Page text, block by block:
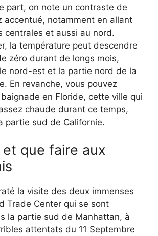
part, on note un contraste de
accentué, notamment en allant
centrales et aussi au nord.
la température peut descendre
zéro durant de longs mois,
nord-est et la partie nord de la
En revanche, vous pouvez
baignade en Floride, cette ville qui
chaude durant ce temps,
partie sud de Californie.
que faire aux
la visite des deux immenses
Trade Center qui se sont
la partie sud de Manhattan, à
attentats du 11 Septembre